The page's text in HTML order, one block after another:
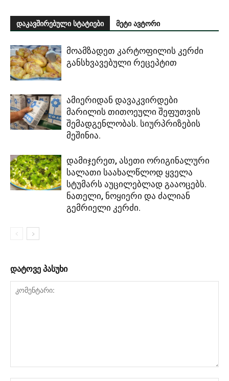
დაკავშირებული სტატიები მეტი ავტორი
მოამზადეთ კარტოფილის კერძი
განსხვავებული რეცეპტით
ამიერიდან დავაკვირდები
მარილის თითოეული შეფუთვის
შემადგენლობას. სიურპრიზების
მეშინია.
დამიჯერეთ, ასეთი ორიგინალური
სალათი საახალწლოდ ყველა
სტუმარს აუცილებლად გააოცებს.
ნათელი, ნოყიერი და ძალიან
გემრიელი კერძი.
დატოვე პასუხი